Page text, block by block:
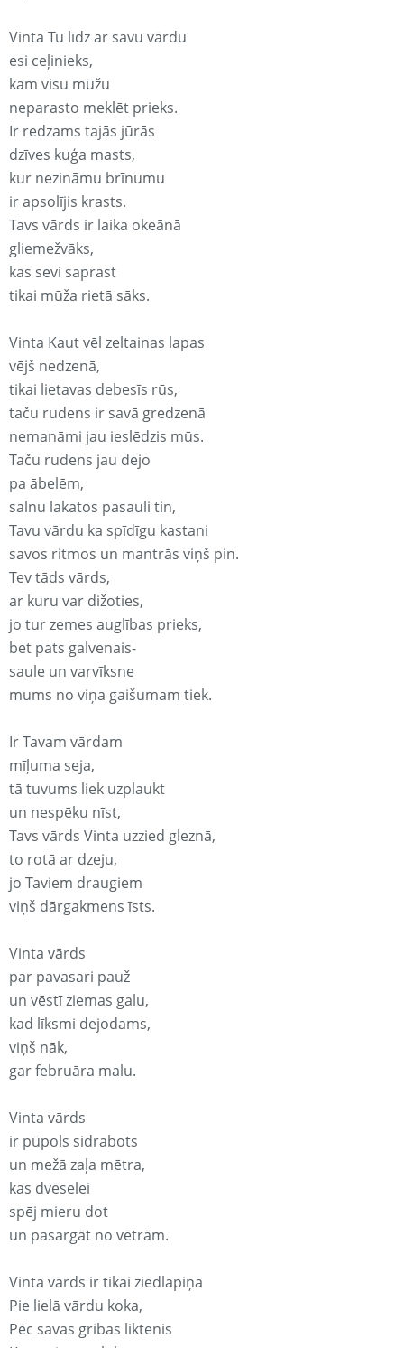
Vinta Tu līdz ar savu vārdu
esi ceļinieks,
kam visu mūžu
neparasto meklēt prieks.
Ir redzams tajās jūrās
dzīves kuģa masts,
kur nezināmu brīnumu
ir apsolījis krasts.
Tavs vārds ir laika okeānā
gliemežvāks,
kas sevi saprast
tikai mūža rietā sāks.
Vinta Kaut vēl zeltainas lapas
vējš nedzenā,
tikai lietavas debesīs rūs,
taču rudens ir savā gredzenā
nemanāmi jau ieslēdzis mūs.
Taču rudens jau dejo
pa ābelēm,
salnu lakatos pasauli tin,
Tavu vārdu ka spīdīgu kastani
savos ritmos un mantrās viņš pin.
Tev tāds vārds,
ar kuru var dižoties,
jo tur zemes auglības prieks,
bet pats galvenais-
saule un varvīksne
mums no viņa gaišumam tiek.
Ir Tavam vārdam
mīļuma seja,
tā tuvums liek uzplaukt
un nespēku nīst,
Tavs vārds Vinta uzzied gleznā,
to rotā ar dzeju,
jo Taviem draugiem
viņš dārgakmens īsts.
Vinta vārds
par pavasari pauž
un vēstī ziemas galu,
kad līksmi dejodams,
viņš nāk,
gar februāra malu.
Vinta vārds
ir pūpols sidrabots
un mežā zaļa mētra,
kas dvēselei
spēj mieru dot
un pasargāt no vētrām.
Vinta vārds ir tikai ziedlapiņa
Pie lielā vārdu koka,
Pēc savas gribas liktenis